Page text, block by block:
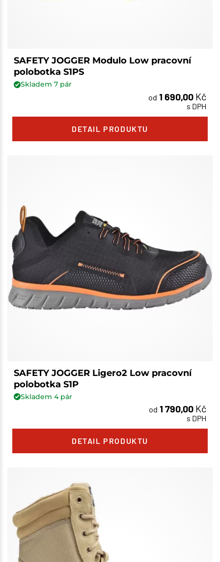
SAFETY JOGGER Modulo Low pracovní
polobotka S1PS
Skladem 7pár
od 1 690,00 Kč
s DPH
DETAIL PRODUKTU
SAFETY JOGGER Ligero2 Low pracovní
polobotka S1P
Skladem 4pár
od 1 790,00 Kč
s DPH
DETAIL PRODUKTU